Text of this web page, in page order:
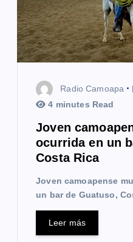
Radio Camoapa
4 minutes Read
Joven
ocurrida en un
Costa Rica
Joven camoapense
un bar de Guatuso,
Leer más